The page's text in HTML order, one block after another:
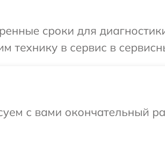
сроки для
технику в сервис в
с вами окончательный